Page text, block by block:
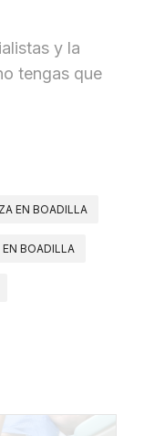
y la
tengas que
EN BOADILLA
BOADILLA